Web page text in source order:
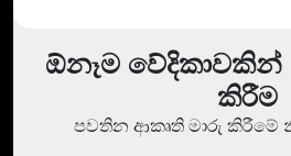
ඕනෑම වේදිකාවකින්
කිරීම
පවතින ආකෘති මාරු